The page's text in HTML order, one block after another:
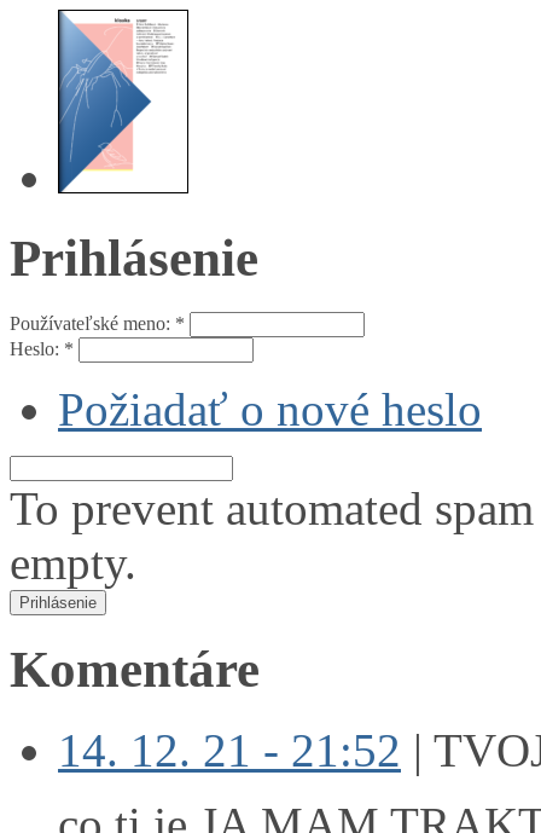
Prihlásenie
Používateľské meno: *
Heslo: *
Požiadať o nové heslo
To prevent automated
empty.
Komentáre
14. 12. 21 - 21:52 |